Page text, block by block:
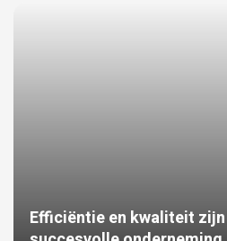
Efficiëntie en kwaliteit